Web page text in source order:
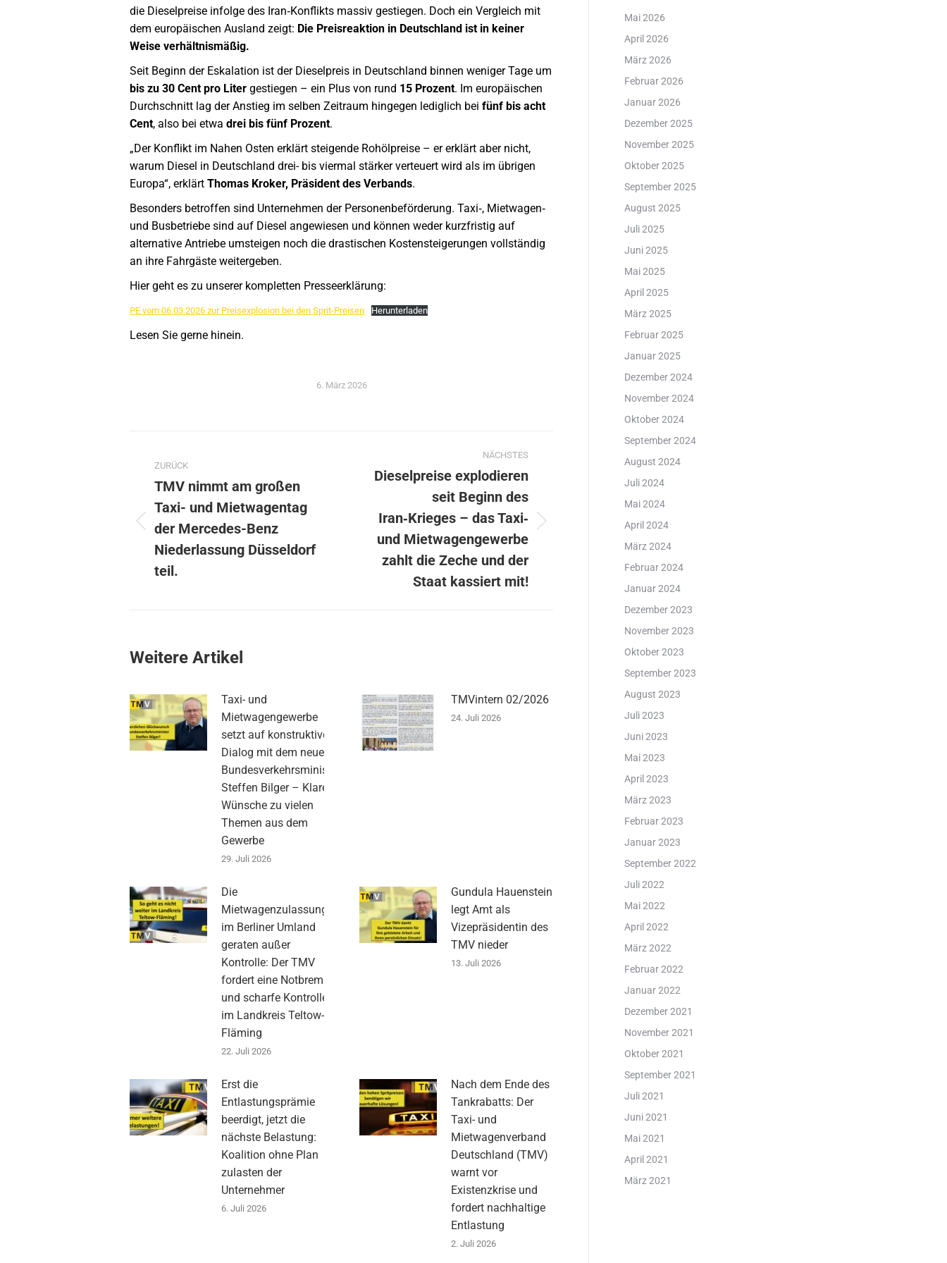
die Dieselpreise infolge des Iran‑Konflikts massiv gestiegen. Doch ein Vergleich mit
dem europäischen Ausland zeigt: Die Preisreaktion in Deutschland ist in keiner
Weise verhältnismäßig.
Seit Beginn der Eskalation ist der Dieselpreis in Deutschland binnen weniger Tage um
bis zu 30 Cent pro Liter gestiegen – ein Plus von rund 15 Prozent. Im europäischen
Durchschnitt lag der Anstieg im selben Zeitraum hingegen lediglich beifünf bis acht
Cent, also bei etwadrei bis fünf Prozent.
„Der Konflikt im Nahen Osten erklärt steigende Rohölpreise – er erklärt aber nicht,
warum Diesel in Deutschland drei- bis viermal stärker verteuert wird als im übrigen
Europa“, erklärtThomas Kroker, Präsident des Verbands.
Besonders betroffen sind Unternehmen der Personenbeförderung. Taxi‑, Mietwagen‑
und Busbetriebe sind auf Diesel angewiesen und können weder kurzfristig auf
alternative Antriebe umsteigen noch die drastischen Kostensteigerungen vollständig
an ihre Fahrgäste weitergeben.
Hier geht es zu unserer kompletten Presseerklärung:
PE vom 06.03.2026 zur Preisexplosion bei den Sprit-Preisen Herunterladen
Lesen Sie gerne hinein.
6. März 2026
ZURÜCK
Vorheriger
Beitrag:
TMV nimmt am großen
Taxi- und Mietwagentag
der Mercedes-Benz
Niederlassung Düsseldorf
teil.
NÄCHSTES
Beitrag:
Dieselpreise explodieren
seit Beginn des
Iran‑Krieges – das Taxi‑
und Mietwagengewerbe
zahlt die Zeche und der
Staat kassiert mit!
Weitere Artikel
Taxi- und
Mietwagengewerbe
setzt auf konstruktiven
Dialog mit dem neuen
Bundesverkehrsminister
Steffen Bilger – Klare
Wünsche zu vielen
Themen aus dem
Gewerbe
29. Juli 2026
TMVintern 02/2026
24. Juli 2026
Die
Mietwagenzulassungen
im Berliner Umland
geraten außer
Kontrolle: Der TMV
fordert eine Notbremse
und scharfe Kontrollen
im Landkreis Teltow-
Fläming
22. Juli 2026
Gundula Hauenstein
legt Amt als
Vizepräsidentin des
TMV nieder
13. Juli 2026
Erst die
Entlastungsprämie
beerdigt, jetzt die
nächste Belastung:
Koalition ohne Plan
zulasten der
Unternehmer
6. Juli 2026
Nach dem Ende des
Tankrabatts: Der
Taxi- und
Mietwagenverband
Deutschland (TMV)
warnt vor
Existenzkrise und
fordert nachhaltige
Entlastung
2. Juli 2026
Mai 2026
April 2026
März 2026
Februar 2026
Januar 2026
Dezember 2025
November 2025
Oktober 2025
September 2025
August 2025
Juli 2025
Juni 2025
Mai 2025
April 2025
März 2025
Februar 2025
Januar 2025
Dezember 2024
November 2024
Oktober 2024
September 2024
August 2024
Juli 2024
Mai 2024
April 2024
März 2024
Februar 2024
Januar 2024
Dezember 2023
November 2023
Oktober 2023
September 2023
August 2023
Juli 2023
Juni 2023
Mai 2023
April 2023
März 2023
Februar 2023
Januar 2023
September 2022
Juli 2022
Mai 2022
April 2022
März 2022
Februar 2022
Januar 2022
Dezember 2021
November 2021
Oktober 2021
September 2021
Juli 2021
Juni 2021
Mai 2021
April 2021
März 2021